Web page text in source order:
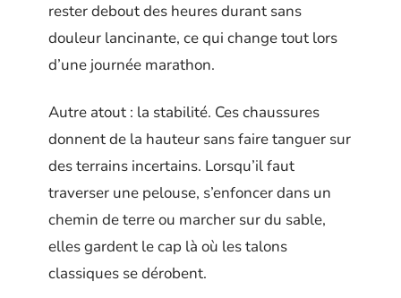
rester debout des heures durant sans
douleur lancinante, ce qui change tout lors
d’une journée marathon.
Autre atout : la stabilité. Ces chaussures
donnent de la hauteur sans faire tanguer sur
des terrains incertains. Lorsqu’il faut
traverser une pelouse, s’enfoncer dans un
chemin de terre ou marcher sur du sable,
elles gardent le cap là où les talons
classiques se dérobent.